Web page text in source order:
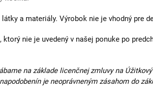
a materiály. Výrobok nie je vhodný pre
nie je uvedený v našej ponuke po
na základe licenčnej zmluvy na
je neoprávneným zásahom do